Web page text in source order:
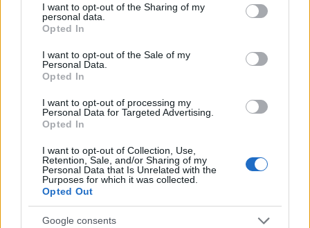
not limited to your visit or usage behaviour. You may click to
grant or deny consent to Google and its third-party tags to
use your data for below specified purposes in below Google
consent section.
I want to opt-out of the Sharing of my
personal data.
Opted In
I want to opt-out of the Sale of my
Personal Data.
Opted In
I want to opt-out of processing my
Personal Data for Targeted Advertising.
Opted In
I want to opt-out of Collection, Use,
Retention, Sale, and/or Sharing of my
Personal Data that Is Unrelated with the
Purposes for which it was collected.
Opted Out
Google consents